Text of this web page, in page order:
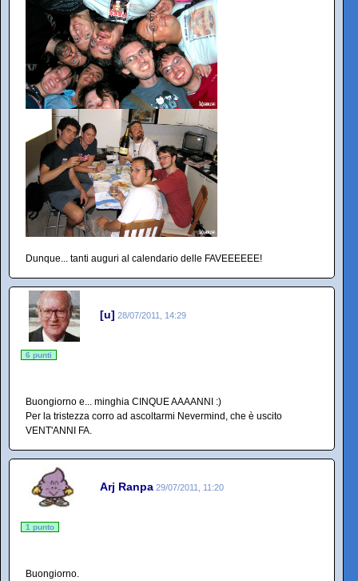
Dunque... tanti auguri al calendario delle FAVEEEEEE!
[u] 28/07/2011, 14:29
6 punti
Buongiorno e... minghia CINQUE AAAANNI :)
Per la tristezza corro ad ascoltarmi Nevermind, che è uscito
VENT'ANNI FA.
Arj Ranpa 29/07/2011, 11:20
1 punto
Buongiorno.